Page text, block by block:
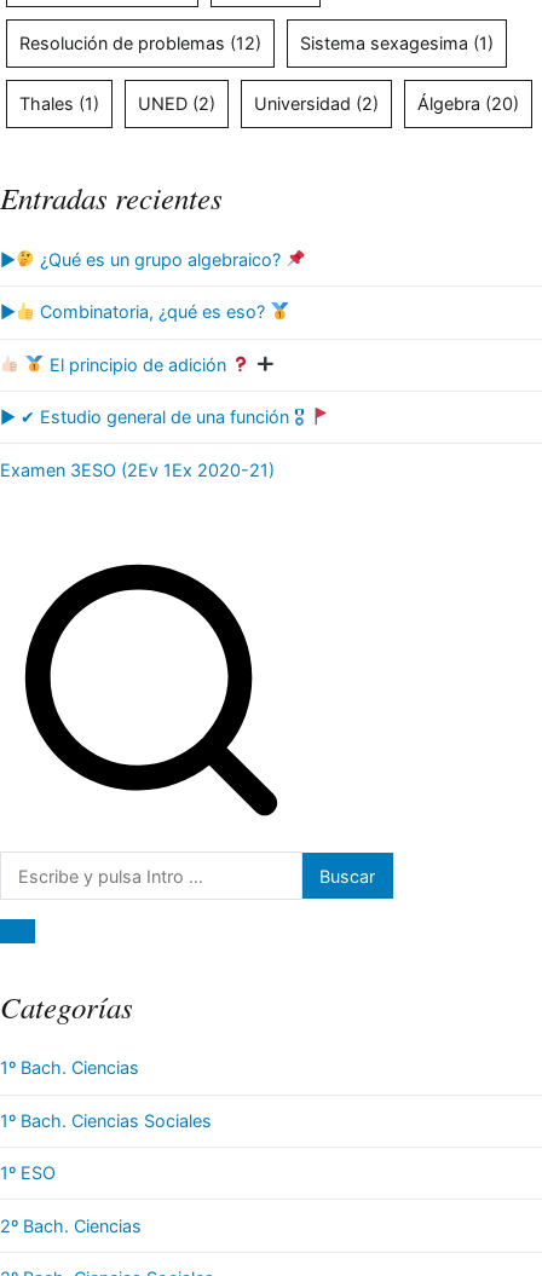
Resolución de problemas (12) Sistema sexagesima (1)
Thales (1) UNED (2) Universidad (2) Álgebra (20)
Entradas recientes
▶ ¿Qué es un grupo algebraico?
▶ Combinatoria, ¿qué es eso?
El principio de adición
▶ ✔ Estudio general de una función 🎖
Examen 3ESO (2Ev 1Ex 2020-21)
Buscar:
Categorías
1º Bach. Ciencias
1º Bach. Ciencias Sociales
1º ESO
2º Bach. Ciencias